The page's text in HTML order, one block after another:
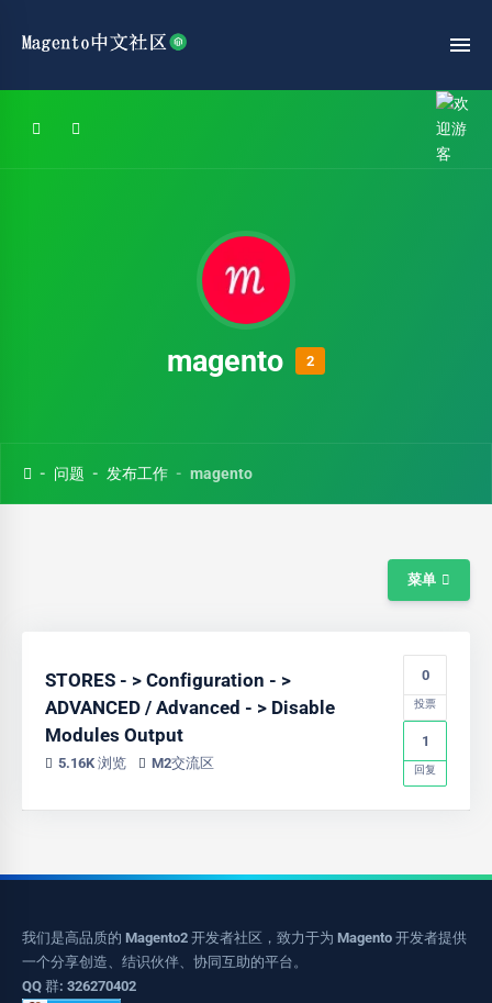
magento 2
问题 发布工作 magento
菜单
STORES - > Configuration - >
ADVANCED / Advanced - > Disable
Modules Output
5.16K 浏览 M2交流区
0
投票
1
回复
我们是高品质的 Magento2 开发者社区，致力于为 Magento 开发者提供
一个分享创造、结识伙伴、协同互助的平台。
QQ 群: 326270402